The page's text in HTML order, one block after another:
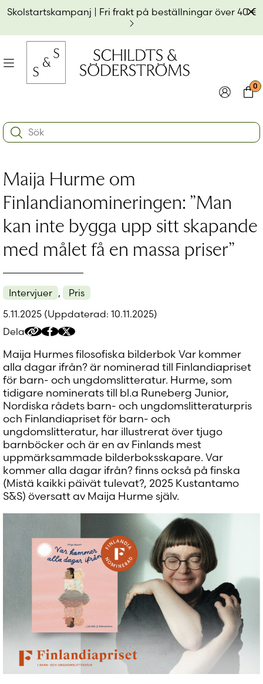
Skolstartskampanj | Fri frakt på beställningar över 40 €
Hoppa
till
Lösenord
Kom ihåg mig
Logga in
Glömt ditt lösenord?
Har du inget konto?
0
Search:
Maija Hurme om
Finlandianomineringen: ”Man
kan inte bygga upp sitt skapande
med målet få en massa priser”
Intervjuer ,
Pris
5.11.2025 (Uppdaterad: 10.11.2025)
Dela
Kopiera
delningslänk
Dela
Facebook
Dela
på
Twitter/X
Maija Hurmes filosofiska bilderbok Var kommer
alla dagar ifrån? är nominerad till Finlandiapriset
för barn- och ungdomslitteratur. Hurme, som
tidigare nominerats till bl.a Runeberg Junior,
Nordiska rådets barn- och ungdomslitteraturpris
och Finlandiapriset för barn- och
ungdomslitteratur, har illustrerat över tjugo
barnböcker och är en av Finlands mest
uppmärksammade bilderboksskapare. Var
kommer alla dagar ifrån? finns också på finska
(Mistä kaikki päivät tulevat?, 2025 Kustantamo
S&S) översatt av Maija Hurme själv.